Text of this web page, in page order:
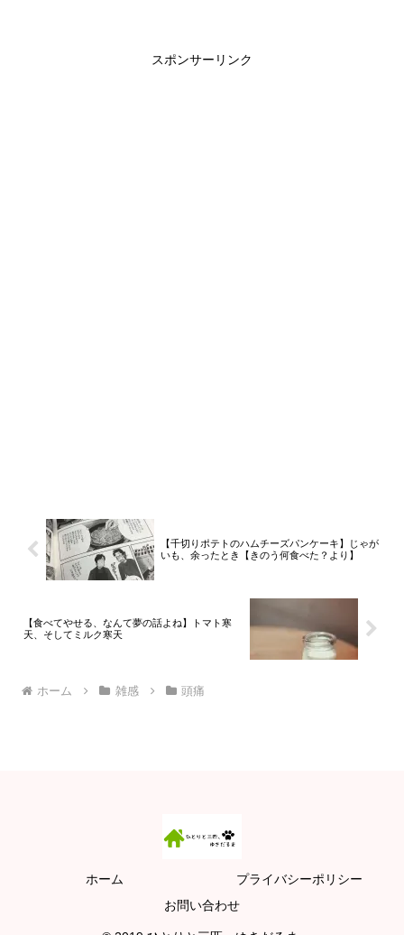
スポンサーリンク
【千切りポテトのハムチーズパンケーキ】じゃが
いも、余ったとき【きのう何食べた？より】
【食べてやせる、なんて夢の話よね】トマト寒
天、そしてミルク寒天
ホーム 雑感 頭痛
ホーム
プライバシーポリシー
お問い合わせ